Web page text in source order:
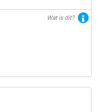
Wat is dit?